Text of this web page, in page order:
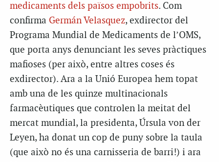
medicaments dels països empobrits. Com
confirma Germán Velasquez, exdirector del
Programa Mundial de Medicaments de l’OMS,
que porta anys denunciant les seves pràctiques
mafioses (per això, entre altres coses és
exdirector). Ara a la Unió Europea hem topat
amb una de les quinze multinacionals
farmacèutiques que controlen la meitat del
mercat mundial, la presidenta, Úrsula von der
Leyen, ha donat un cop de puny sobre la taula
(que això no és una carnisseria de barri!) i ara